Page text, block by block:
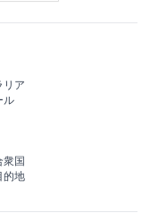
リア
ル
衆国
的地